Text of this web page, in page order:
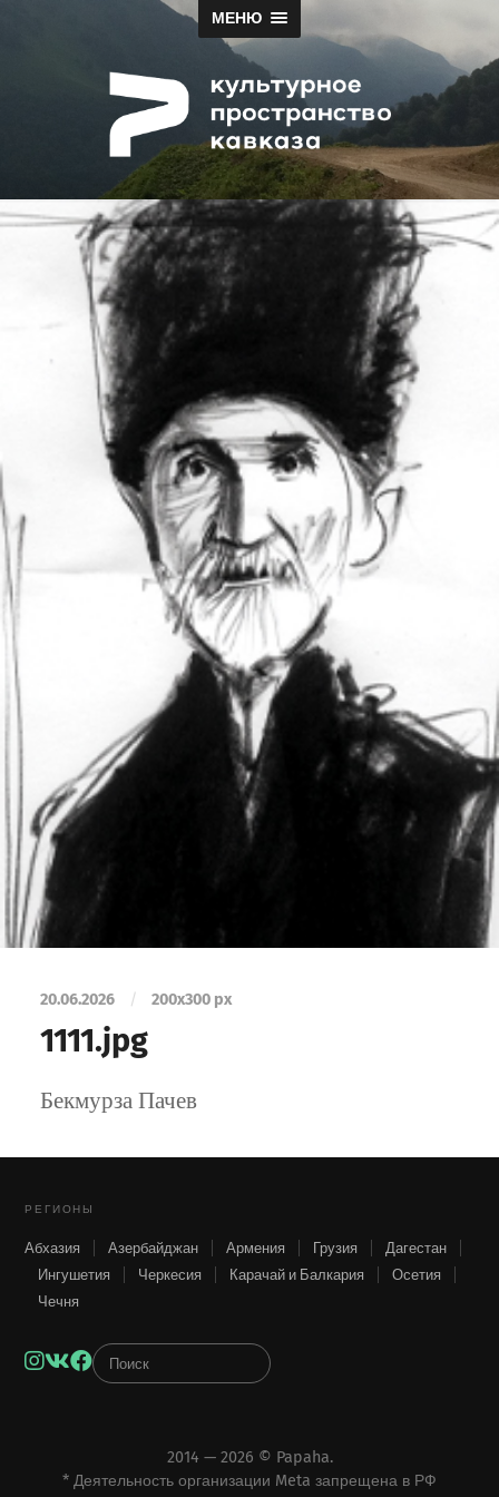
МЕНЮ
20.06.2026 / 200x300 px
1111.jpg
Бекмурза Пачев
РЕГИОНЫ
Абхазия Азербайджан Армения Грузия
Дагестан
Ингушетия
Черкесия Карачай и Балкария
Осетия
Чечня
Instagram
VKFacebook
2014 — 2026 © Papaha.
* Деятельность организации Meta запрещена в РФ